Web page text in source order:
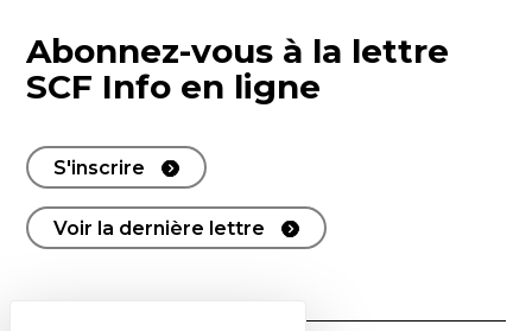
Abonnez-vous à la lettre
SCF Info en ligne
S'inscrire
Voir la dernière lettre